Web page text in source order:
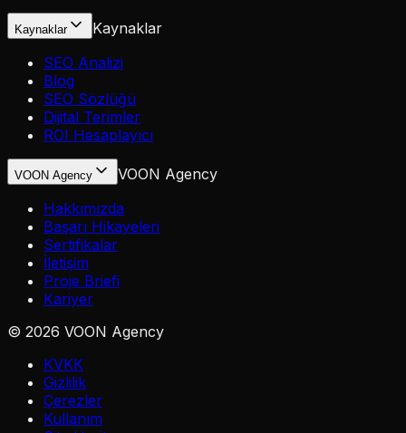
Kaynaklar
Kaynaklar
SEO Analizi
Blog
SEO Sözlüğü
Dijital Terimler
ROI Hesaplayıcı
VOON Agency
VOON Agency
Hakkımızda
Başarı Hikayeleri
Sertifikalar
İletişim
Proje Briefi
Kariyer
© 2026 VOON Agency
KVKK
Gizlilik
Çerezler
Kullanım